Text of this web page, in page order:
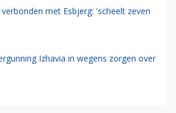
met Esbjerg: 'scheelt zeven
Izhavia in wegens zorgen over